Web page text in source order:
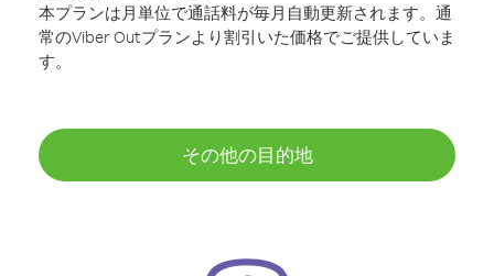
本プランは月単位で通話料が毎月自動更新されます。通
常のViber Outプランより割引いた価格でご提供していま
す。
その他の目的地